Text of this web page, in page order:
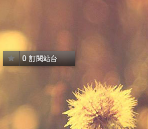
0 訂閱站台